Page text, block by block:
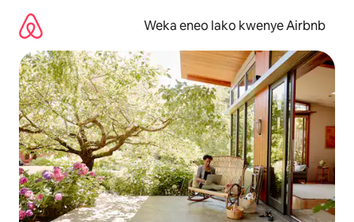
kwenda
kwenye
maudhui
Weka eneo lako kwenye Airbnb